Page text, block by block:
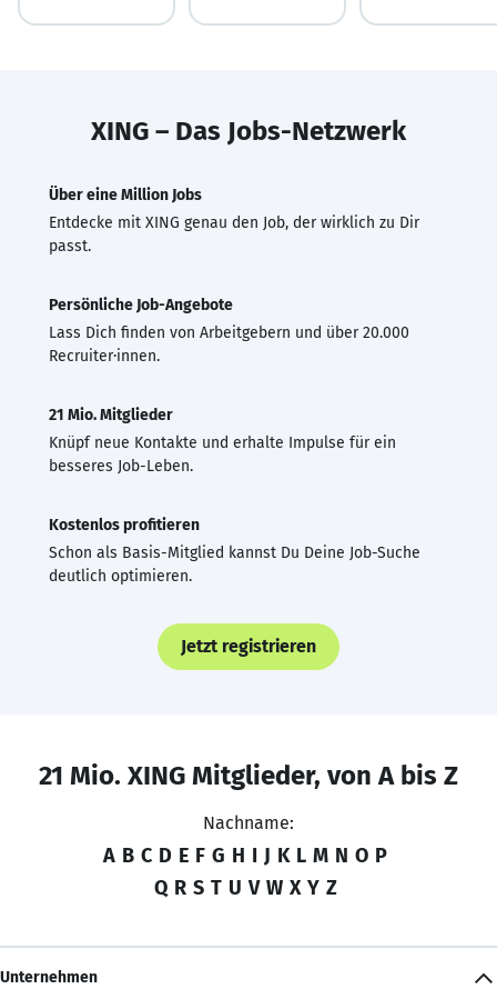
XING – Das Jobs-Netzwerk
Über eine Million Jobs
Entdecke mit XING genau den Job, der wirklich zu Dir
passt.
Persönliche Job-Angebote
Lass Dich finden von Arbeitgebern und über 20.000
Recruiter·innen.
21 Mio. Mitglieder
Knüpf neue Kontakte und erhalte Impulse für ein
besseres Job-Leben.
Kostenlos profitieren
Schon als Basis-Mitglied kannst Du Deine Job-Suche
deutlich optimieren.
Jetzt registrieren
21 Mio. XING Mitglieder, von A bis Z
Nachname:
A B C D E F G H I J K L M N O P
Q R S T U V W X Y Z
Unternehmen